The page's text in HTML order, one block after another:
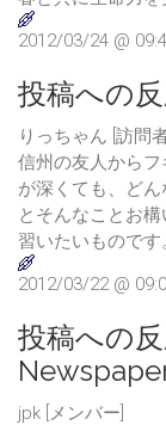
2012/03/24 @
投稿への
りっちゃん [訪問
信州の友人から
が深くても、ど
とそんなことお
習いたいものです
2012/03/22 @
投稿への
jpk [メンバー]